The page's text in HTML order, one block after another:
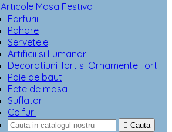
Articole Masa Festiva
Farfurii
Pahare
Servetele
Artificii si Lumanari
Decoratiuni Tort si Ornamente Tort
Paie de baut
Fete de masa
Suflatori
Coifuri
 Cauta